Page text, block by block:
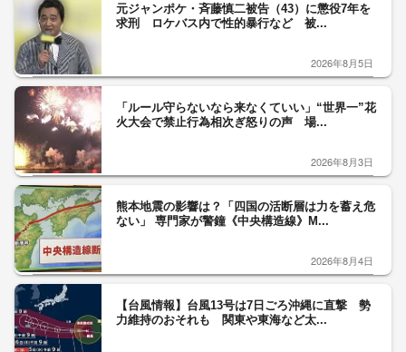
元ジャンポケ・斉藤慎二被告（43）に懲役7年を
求刑 ロケバス内で性的暴行など 被...
2026年8月5日
「ルール守らないなら来なくていい」“世界一”花
火大会で禁止行為相次ぎ怒りの声 場...
2026年8月3日
熊本地震の影響は？「四国の活断層は力を蓄え危
ない」 専門家が警鐘《中央構造線》M...
2026年8月4日
【台風情報】台風13号は7日ごろ沖縄に直撃 勢
力維持のおそれも 関東や東海など太...